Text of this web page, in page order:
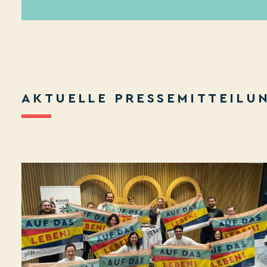
AKTUELLE